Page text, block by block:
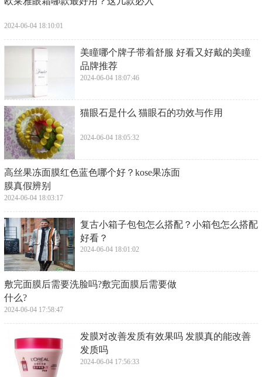
2024-06-04 18:10:01
​美瞳哪个牌子带着舒服 好看又好戴的美瞳
品牌推荐
2024-06-04 18:07:46
​猫眼石是什么 猫眼石的功效与作用
2024-06-04 18:05:32
​高丝果冻面膜红色蓝色哪个好？kose果冻面
膜真假辨别
2024-06-04 18:03:17
​复古小箱子包包怎么搭配？小箱包怎么搭配
好看？
2024-06-04 18:01:02
​敷完面膜后需要洗脸吗?敷完面膜后需要做
什么?
2024-06-04 17:58:47
​发膜对改善发质有效果吗 发膜真的能改善
发质吗
2024-06-04 17:56:33